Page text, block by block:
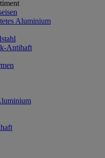
Aluminium
Antihaft